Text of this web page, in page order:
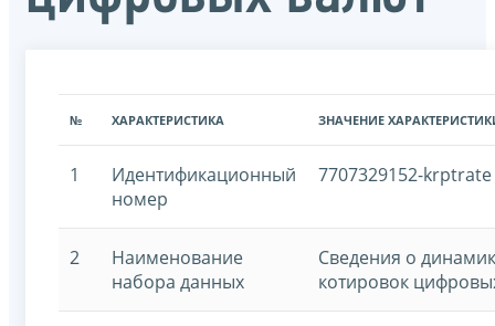
№ ХАРАКТЕРИСТИКА ЗНАЧЕНИЕ
1
Идентификационный
номер
7707329152-krptrate
2
Наименование
набора данных
Сведения о
котировок